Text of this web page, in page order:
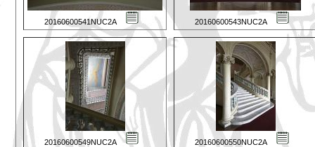
20160600541NUC2A 20160600543NUC2A
20160600549NUC2A 20160600550NUC2A